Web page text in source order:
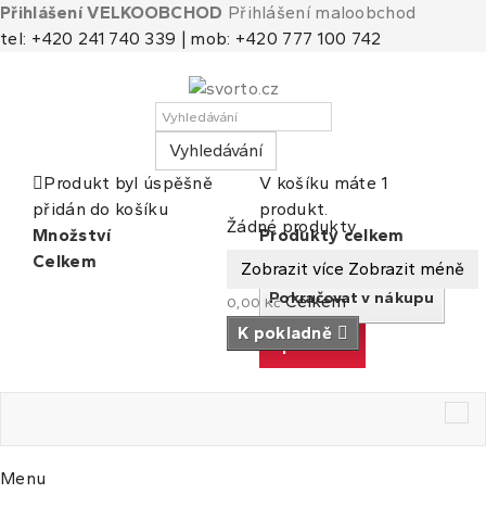
Přihlášení VELKOOBCHOD Přihlášení maloobchod
tel: +420 241 740 339 | mob: +420 777 100 742
Vyhledávání
Košík
(prázdný)
Žádné produkty
Zobrazit více Zobrazit méně
0,00 Kč Celkem
K pokladně
Produkt byl úspěšně
přidán do košíku
Množství
Celkem
V košíku máte 1
produkt.
Produkty celkem
Celkem
Pokračovat v nákupu
K pokladně
Menu